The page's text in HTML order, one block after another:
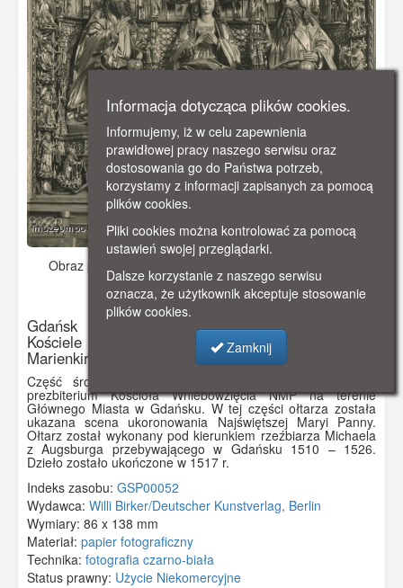
Obraz pochodzi z
Wyświetlono: 3650
Gdańsk Część środkowa ołtarza głównego w
Kościele Wniebowzięcia NMP, Danzig die
Marienkirche Mittelstück des Hochaltars
Część środkowa ołtarza głównego znajdującego się w
prezbiterium Kościoła Wniebowzięcia NMP na terenie
Głównego Miasta w Gdańsku. W tej części ołtarza została
ukazana scena ukoronowania Najświętszej Maryi Panny.
Ołtarz został wykonany pod kierunkiem rzeźbiarza Michaela
z Augsburga przebywającego w Gdańsku 1510 – 1526.
Dzieło zostało ukończone w 1517 r.
Indeks zasobu: GSP00052
Wydawca: Willi Birker/Deutscher Kunstverlag, Berlin
Wymiary: 86 x 138 mm
Materiał: papier fotograficzny
Technika: fotografia czarno-biała
Status prawny: Użycie Niekomercyjne
Informacja dotycząca plików cookies.
Informujemy, iż w celu zapewnienia
prawidłowej pracy naszego serwisu oraz
dostosowania go do Państwa potrzeb,
korzystamy z informacji zapisanych za pomocą
plików cookies.
Pliki cookies można kontrolować za pomocą
ustawień swojej przeglądarki.
Dalsze korzystanie z naszego serwisu
oznacza, że użytkownik akceptuje stosowanie
plików cookies.
Zamknij